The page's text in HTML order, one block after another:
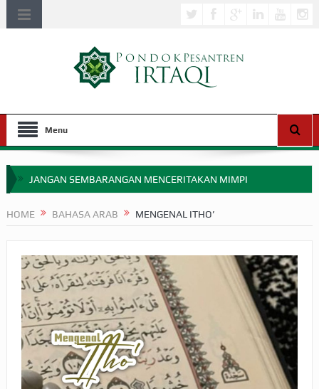
Menu
JANGAN SEMBARANGAN MENCERITAKAN MIMPI
APA HUKUM MEMPERCEPAT PEMBAYARAN ZAKAT
SEBELUM TIBA SAAT WAJIB?
HAKIKAT NIKMAT DI DUNIA!
BAGAIMANA CARA MEMBAYAR ZAKAT UANG?
UANG HARAM BISA MENJADI HALAL JIKA SEBAB
HOME BAHASA ARAB MENGENAL ITHO’